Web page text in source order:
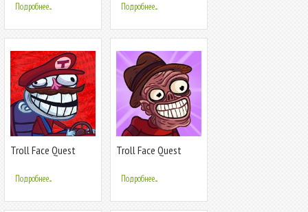
Подробнее... Подробнее...
Troll Face Quest
Подробнее...
Troll Face Quest
Подробнее...